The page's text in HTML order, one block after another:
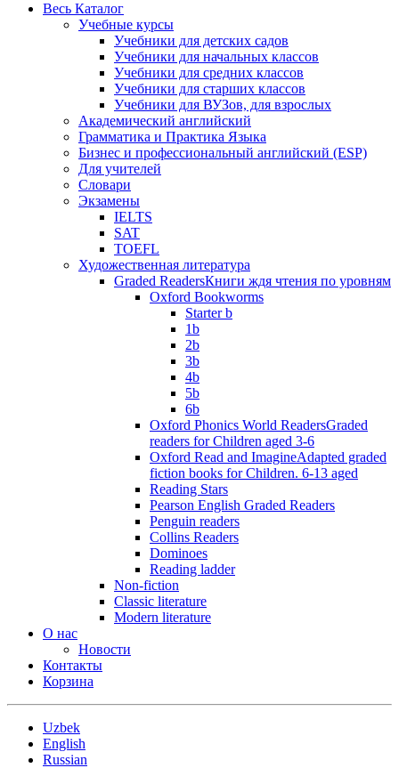
Весь Каталог
Учебные курсы
Учебники для детских садов
Учебники для начальных классов
Учебники для средних классов
Учебники для старших классов
Учебники для ВУЗов, для взрослых
Академический английский
Грамматика и Практика Языка
Бизнес и профессиональный английский (ESP)
Для учителей
Словари
Экзамены
IELTS
SAT
TOEFL
Художественная литература
Graded ReadersКниги ждя чтения по уровням
Oxford Bookworms
Starter b
1b
2b
3b
4b
5b
6b
Oxford Phonics World ReadersGraded
readers for Children aged 3-6
Oxford Read and ImagineAdapted graded
fiction books for Children. 6-13 aged
Reading Stars
Pearson English Graded Readers
Penguin readers
Collins Readers
Dominoes
Reading ladder
Non-fiction
Classic literature
Modern literature
О нас
Новости
Контакты
Корзина
Uzbek
English
Russian